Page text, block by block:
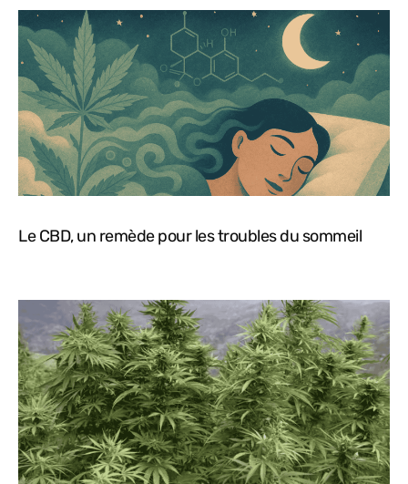
Le CBD, un remède pour les troubles du sommeil